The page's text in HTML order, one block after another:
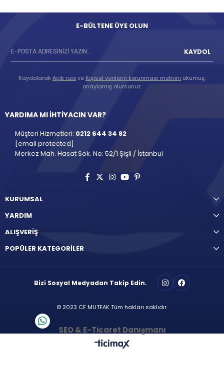
E-BÜLTENE ÜYE OLUN
KAYDOL
KaydolarakAçık rıza ve Kişisel verilerin korunması metnini okumuş,
onaylamış olursunuz.
YARDIMA MI İHTİYACIN VAR?
Müşteri Hizmetleri: 0212 644 34 82
[email protected]
Merkez Mah. Hasat Sok. No: 52/1 Şişli / İstanbul
KURUMSAL
YARDIM
ALIŞVERİŞ
POPÜLER KATEGORİLER
Bizi Sosyal Medyadan Takip Edin.
© 2023 CF MUTFAK Tüm hakları saklıdır.
SEO & E-Ticaret Danışmanı